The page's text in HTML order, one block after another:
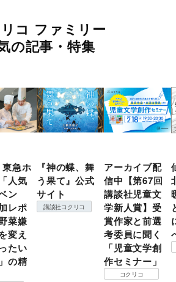
コ ファミリー
の記事・特集
東急ホ
人気
ン
レポ
菜嫌
変え
たい
の精
『神の蝶、舞
う果て』公式
サイト
講談社コクリコ
アーカイブ配
信中【第67回
講談社児童文
学新人賞】受
賞作家と前選
考委員に聞く
「児童文学創
作セミナー」
コクリコ